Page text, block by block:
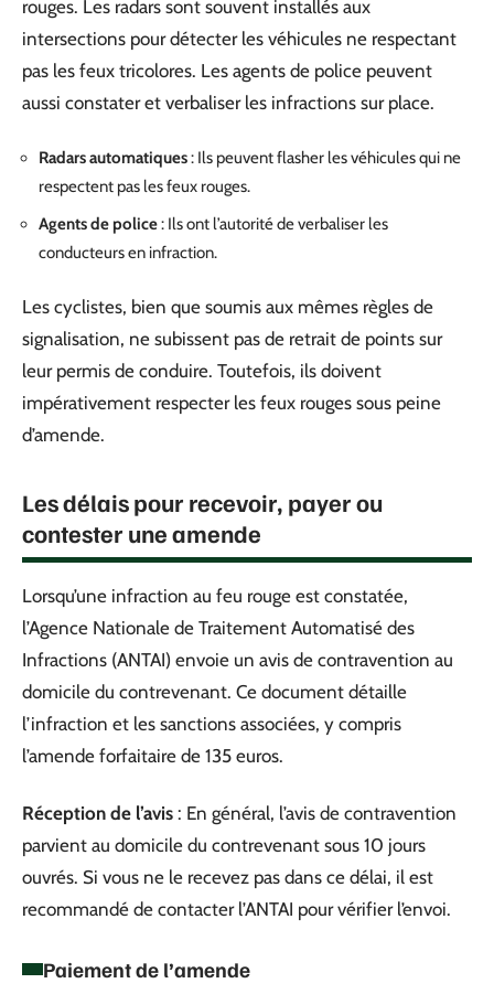
rouges. Les radars sont souvent installés aux
intersections pour détecter les véhicules ne respectant
pas les feux tricolores. Les agents de police peuvent
aussi constater et verbaliser les infractions sur place.
Radars automatiques: Ils peuvent flasher les véhicules qui ne
respectent pas les feux rouges.
Agents de police: Ils ont l’autorité de verbaliser les
conducteurs en infraction.
Les cyclistes, bien que soumis aux mêmes règles de
signalisation, ne subissent pas de retrait de points sur
leur permis de conduire. Toutefois, ils doivent
impérativement respecter les feux rouges sous peine
d’amende.
Les délais pour recevoir, payer ou
contester une amende
Lorsqu’une infraction au feu rouge est constatée,
l’Agence Nationale de Traitement Automatisé des
Infractions (ANTAI) envoie un avis de contravention au
domicile du contrevenant. Ce document détaille
l’infraction et les sanctions associées, y compris
l’amende forfaitaire de 135 euros.
Réception de l’avis : En général, l’avis de contravention
parvient au domicile du contrevenant sous 10 jours
ouvrés. Si vous ne le recevez pas dans ce délai, il est
recommandé de contacter l’ANTAI pour vérifier l’envoi.
Paiement de l’amende